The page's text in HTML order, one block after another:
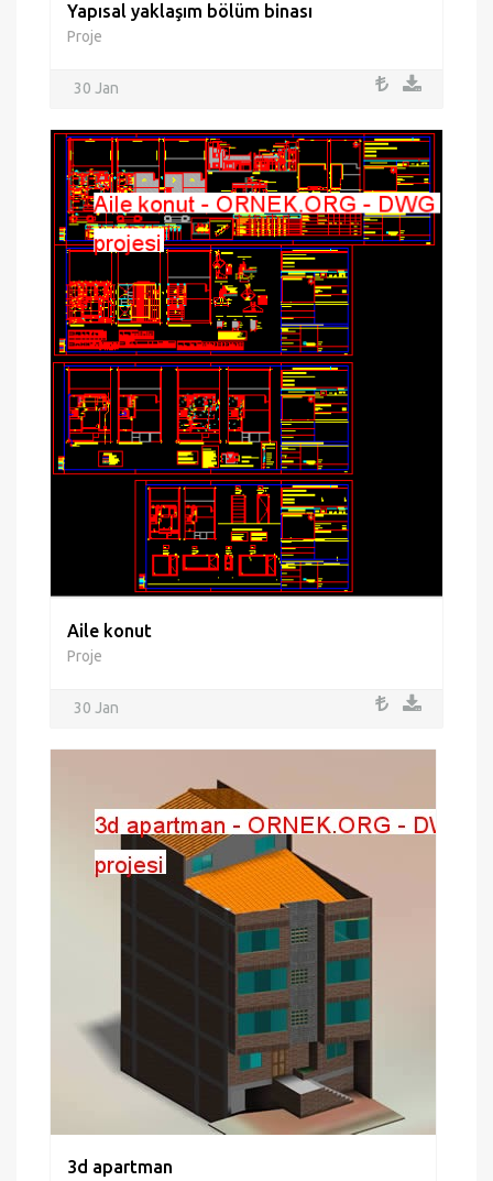
Yapısal yaklaşım bölüm binası
Proje
30 Jan
Aile konut
Proje
30 Jan
3d apartman